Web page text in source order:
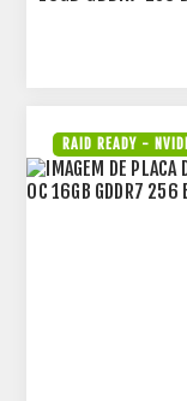
RAID READY -